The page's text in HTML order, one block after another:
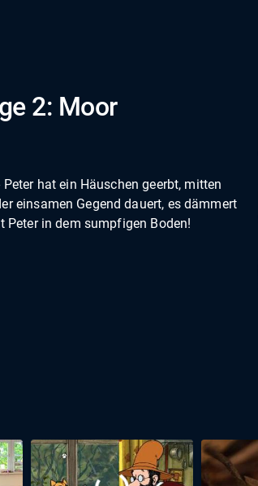
2: Moor
hat ein Häuschen geerbt, mitten
einsamen Gegend dauert, es dämmert
Peter in dem sumpfigen Boden!